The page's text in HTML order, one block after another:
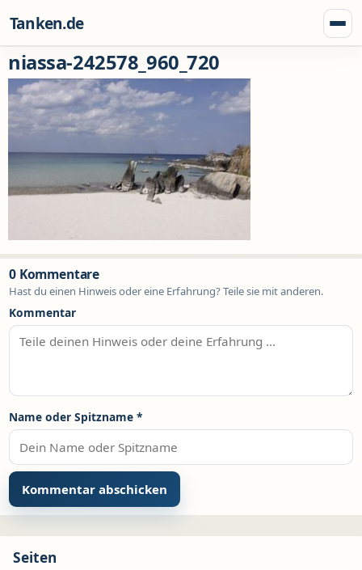
Tanken.de
niassa-242578_960_720
0 Kommentare
Hast du einen Hinweis oder eine Erfahrung? Teile sie mit anderen.
Kommentar
Name oder Spitzname *
Seiten